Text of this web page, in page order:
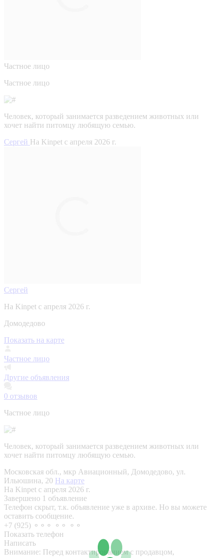
Частное лицо
Частное лицо
Человек, который занимается разведением животных или
хочет найти питомцу любящую семью.
Сергей На Kinpet c апреля 2026 г.
Сергей
На Kinpet c апреля 2026 г.
Домодедово
Показать на карте
Частное лицо
Другие объявления
0 отзывов
Частное лицо
Человек, который занимается разведением животных или
хочет найти питомцу любящую семью.
Московская обл., мкр Авиационный, Домодедово, ул.
Ильюшина, 20 На карте
На Kinpet c апреля 2026 г.
Завершено 1 объявление
Телефон скрыт, т.к. объявление уже в архиве. Но вы можете
оставить сообщение.
+7 (925) ⚬⚬⚬ ⚬⚬ ⚬⚬
Показать телефон
Написать
Внимание: Перед контактированием с продавцом,